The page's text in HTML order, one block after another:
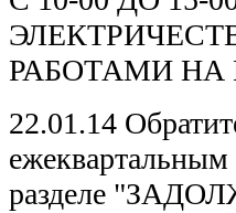
РАБОТАМИ
22.01.14
ежеквартальным
разделе